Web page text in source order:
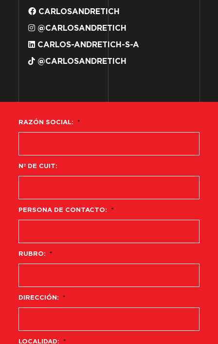
CARLOSANDRETICH
@CARLOSANDRETICH
CARLOS-ANDRETICH-S-A
@CARLOSANDRETICH
RAZÓN SOCIAL: *
Nº DE CUIT:
PERSONA DE CONTACTO: *
RUBRO: *
DIRECCIÓN: *
LOCALIDAD: *